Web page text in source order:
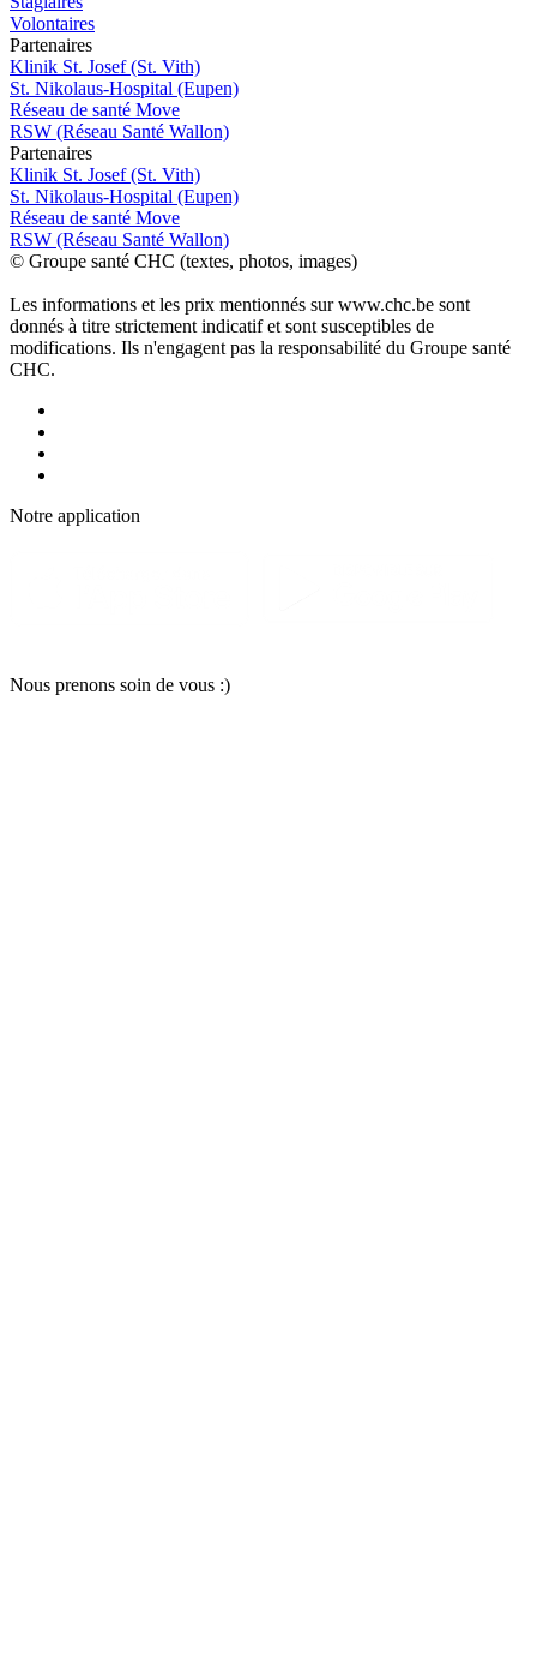
Volontaires
Partenaires
Klinik St. Josef (St. Vith)
St. Nikolaus-Hospital (Eupen)
Réseau de santé Move
RSW (Réseau Santé Wallon)
Partenaires
Klinik St. Josef (St. Vith)
St. Nikolaus-Hospital (Eupen)
Réseau de santé Move
RSW (Réseau Santé Wallon)
© Groupe santé CHC (textes, photos, images)
Les informations et les prix mentionnés sur www.chc.be sont
donnés à titre strictement indicatif et sont susceptibles de
modifications. Ils n'engagent pas la responsabilité du Groupe santé
CHC.
Notre application
Nous prenons soin de vous :)